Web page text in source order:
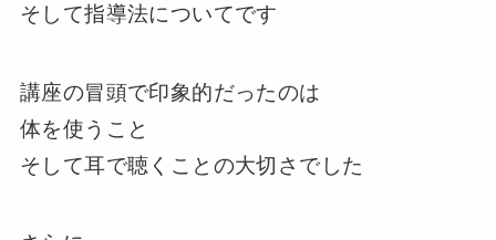
そして指導法についてです
講座の冒頭で印象的だったのは
体を使うこと
そして耳で聴くことの大切さでした